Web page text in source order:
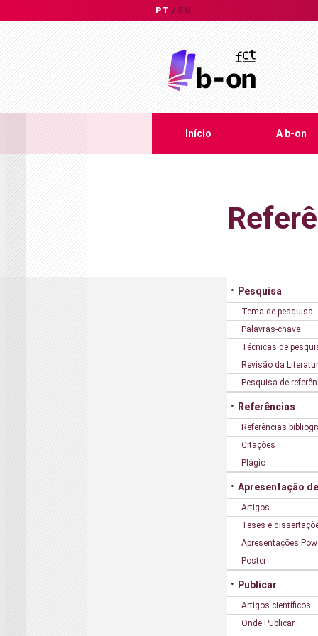
PT EN
Início A b-on
Pesquisa
Tema de pesquisa
Palavras-chave
Técnicas de
Revisão da
Pesquisa de
Referências
Referências
Citações
Plágio
Apresentação
Artigos
Teses e
Apresentações
Poster
Publicar
Artigos científicos
Onde Publicar